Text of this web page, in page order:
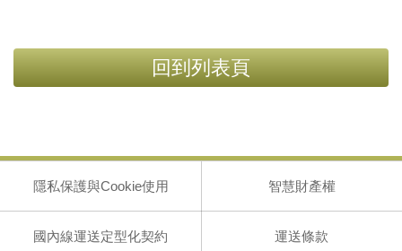
回到列表頁
隱私保護與Cookie使用 智慧財產權
國內線運送定型化契約 運送條款